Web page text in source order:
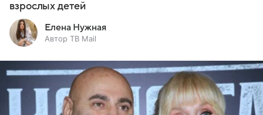
взрослых детей
Елена Нужная
Автор ТВ Mail